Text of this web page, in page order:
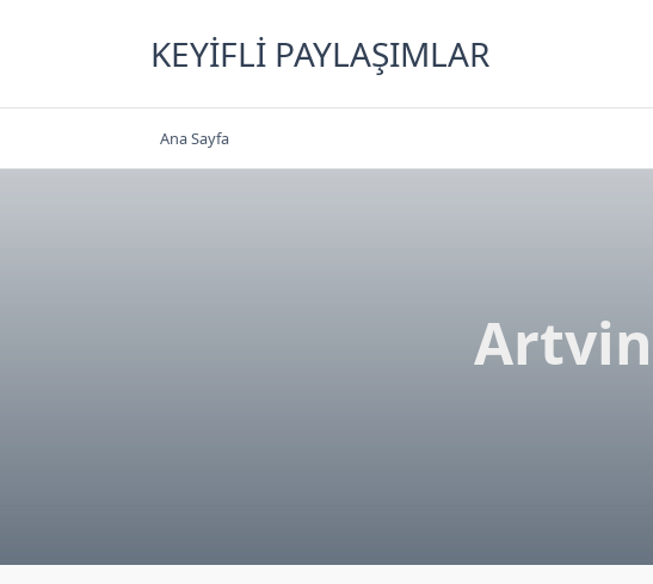
KEYIFLI PAYLAŞIMLAR
Ana Sayfa
Artvin